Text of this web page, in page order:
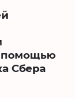
помощью
Сбера